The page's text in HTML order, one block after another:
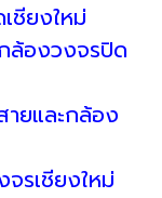
ชียงใหม่
ล้องวงจรปิด
ยและกล้อง
รเชียงใหม่